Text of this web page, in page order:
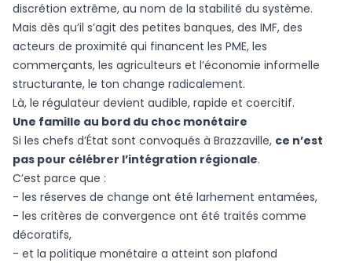
discrétion extrême, au nom de la stabilité du système.
Mais dès qu’il s’agit des petites banques, des IMF, des
acteurs de proximité qui financent les PME, les
commerçants, les agriculteurs et l’économie informelle
structurante, le ton change radicalement.
Là, le régulateur devient audible, rapide et coercitif.
Une famille au bord du choc monétaire
Si les chefs d’État sont convoqués à Brazzaville, ce n’est
pas pour célébrer l’intégration régionale.
C’est parce que :
- les réserves de change ont été larhement entamées,
- les critères de convergence ont été traités comme
décoratifs,
- et la politique monétaire a atteint son plafond